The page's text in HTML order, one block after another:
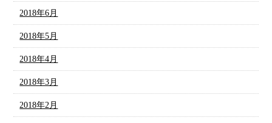
2018年6月
2018年5月
2018年4月
2018年3月
2018年2月